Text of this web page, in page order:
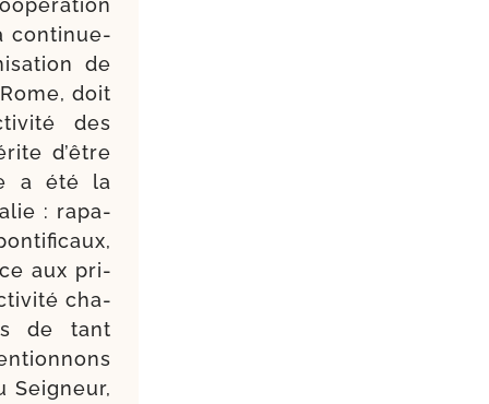
conti­nue­
de
doit
des
d’être
a été la
: rapa­
aux pri­
cha­
de tant
Seigneur,